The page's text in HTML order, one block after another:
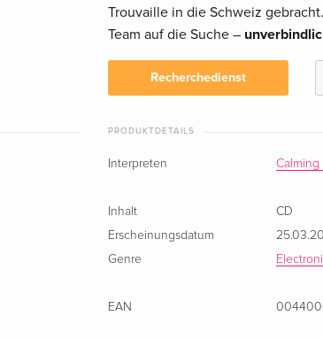
Trouvaille in die Schweiz
Team auf die Suche –
Recherchedienst
PRODUKTDETAILS
Interpreten Calming
Inhalt
CD
Erscheinungsdatum
Genre
EAN